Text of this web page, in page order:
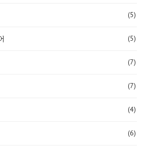
(5)
(5)
(7)
(7)
(4)
(6)